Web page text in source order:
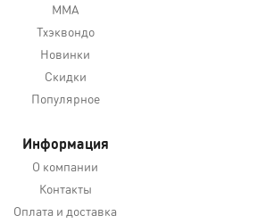
MMA
Тхэквондо
Новинки
Скидки
Популярное
Информация
О компании
Контакты
Оплата и доставка